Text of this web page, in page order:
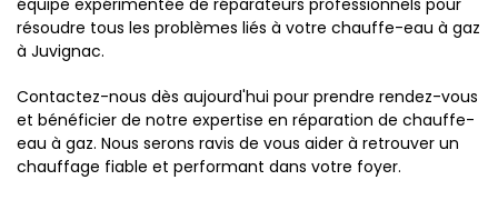
équipe expérimentée de réparateurs professionnels pour
résoudre tous les problèmes liés à votre chauffe-eau à gaz
à Juvignac.
Contactez-nous dès aujourd'hui pour prendre rendez-vous
et bénéficier de notre expertise en réparation de chauffe-
eau à gaz. Nous serons ravis de vous aider à retrouver un
chauffage fiable et performant dans votre foyer.